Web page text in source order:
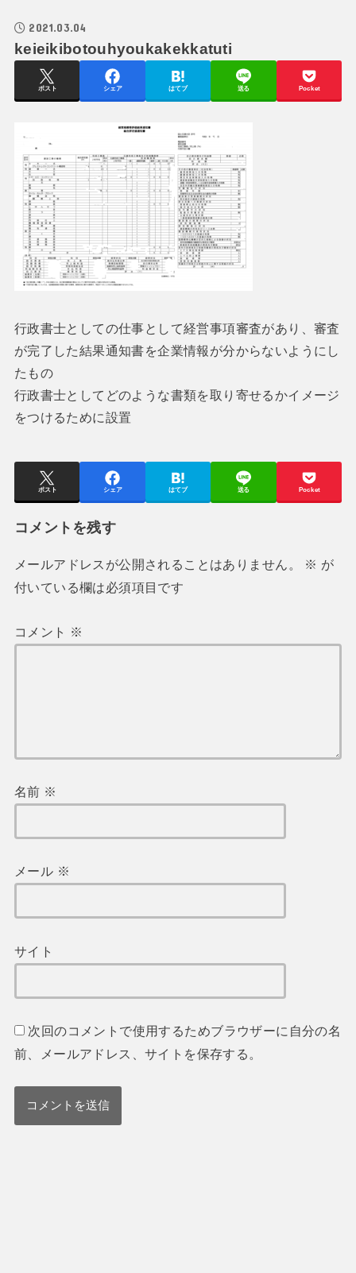
2021.03.04
keieikibotouhyoukakekkatuti
ポスト シェア はてブ 送る Pocket
行政書士としての仕事として経営事項審査があり、審査
が完了した結果通知書を企業情報が分からないようにし
たもの
行政書士としてどのような書類を取り寄せるかイメージ
をつけるために設置
ポスト シェア はてブ 送る Pocket
コメントを残す
メールアドレスが公開されることはありません。 ※ が
付いている欄は必須項目です
コメント ※
名前 ※
メール ※
サイト
次回のコメントで使用するためブラウザーに自分の名
前、メールアドレス、サイトを保存する。